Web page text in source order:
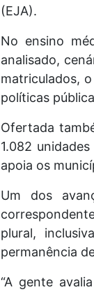
(EJA).
No ensino
analisado,
matriculados,
políticas
Ofertada
1.082
apoia os
Um dos
plural,
permanência
“A gente